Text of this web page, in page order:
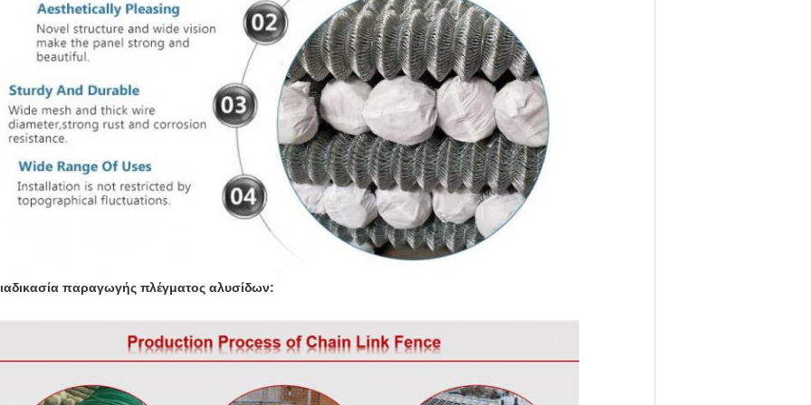
παραγωγής πλέγματος αλυσίδων: